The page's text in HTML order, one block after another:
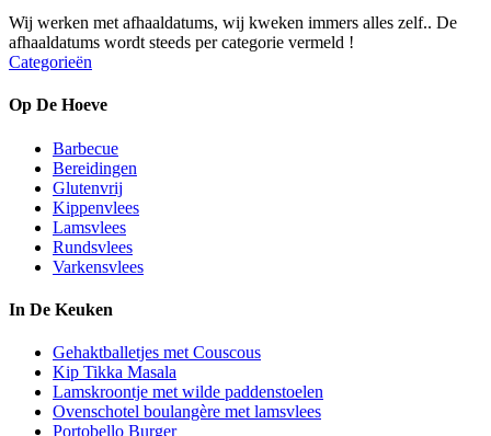
Wij werken met afhaaldatums, wij kweken immers alles zelf.. De
afhaaldatums wordt steeds per categorie vermeld !
Categorieën
Op De Hoeve
Barbecue
Bereidingen
Glutenvrij
Kippenvlees
Lamsvlees
Rundsvlees
Varkensvlees
In De Keuken
Gehaktballetjes met Couscous
Kip Tikka Masala
Lamskroontje met wilde paddenstoelen
Ovenschotel boulangère met lamsvlees
Portobello Burger